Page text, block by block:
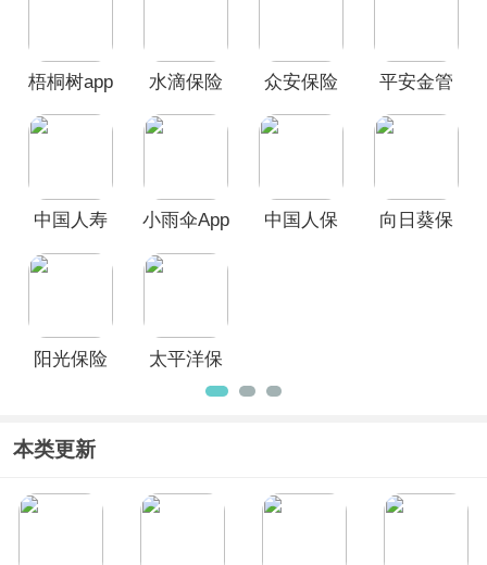
你常用的保险app是否也在其中！
本榜单仅供参考使用，不代表网站观
险软件，如果对于该榜单您有更好的建
梧桐树app
水滴保险
众安保险
平安金管
中国人寿
小雨伞App
中国人保
向日葵保
阳光保险
太平洋保
险app
本类更新